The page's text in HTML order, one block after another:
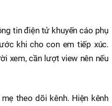
tin điện tử khuyến cáo phụ
khi cho con em tiếp xúc.
xem, cần lượt view nên nếu
theo dõi kênh. Hiện kênh